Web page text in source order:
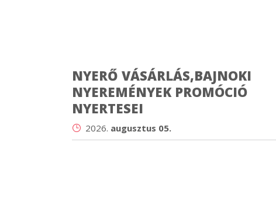
NYERŐ VÁSÁRLÁS,BAJNOKI
NYEREMÉNYEK PROMÓCIÓ
NYERTESEI
2026. augusztus 05.